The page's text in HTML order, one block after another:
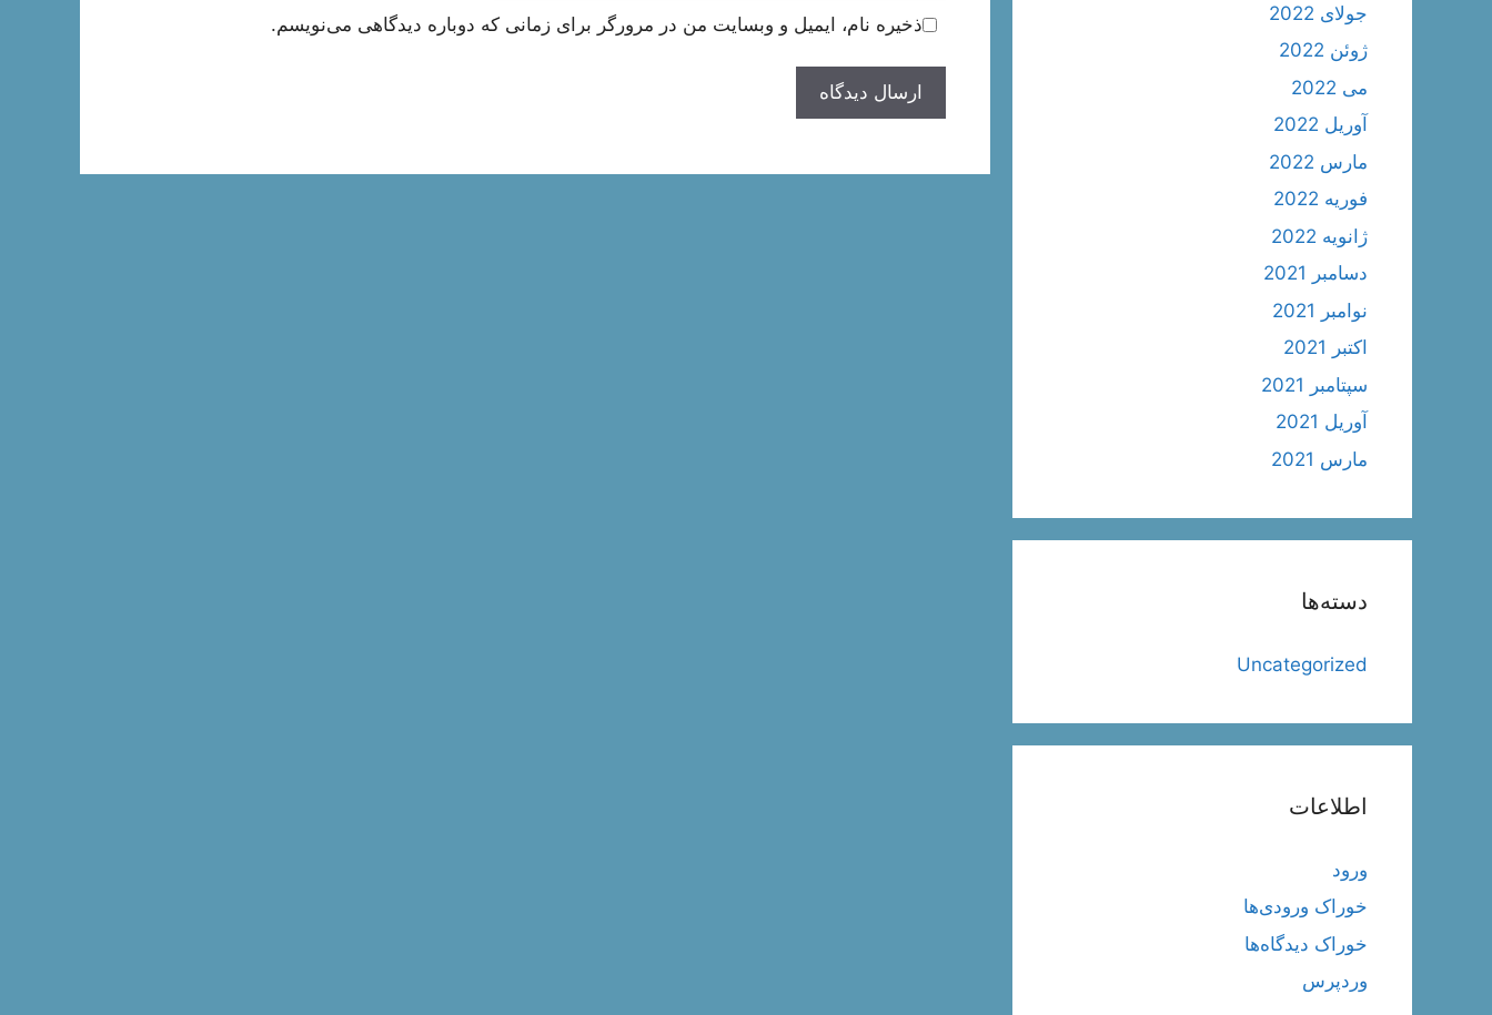
ذخیره نام، ایمیل و وبسایت من در مرورگر برای زمانی که دوباره دیدگاهی می‌نویسم.
جولای 2022
ژوئن 2022
می 2022
آوریل 2022
مارس 2022
فوریه 2022
ژانویه 2022
دسامبر 2021
نوامبر 2021
اکتبر 2021
سپتامبر 2021
آوریل 2021
مارس 2021
دسته‌ها
Uncategorized
اطلاعات
ورود
خوراک ورودی‌ها
خوراک دیدگاه‌ها
وردپرس